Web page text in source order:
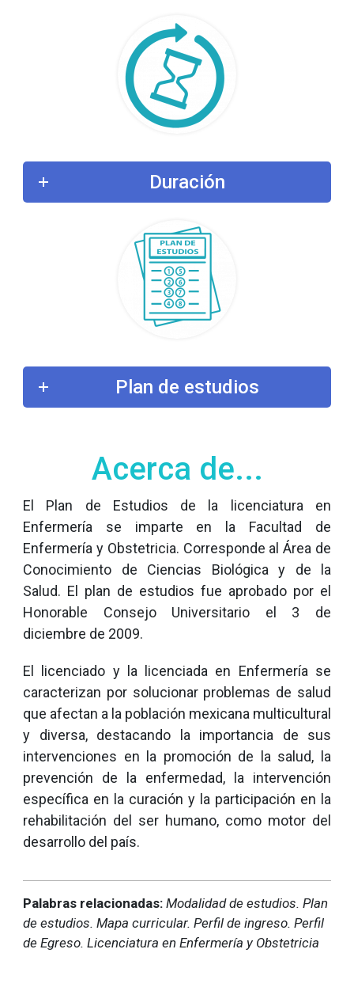
Duración
Plan de estudios
Acerca de...
El Plan de Estudios de la licenciatura en
Enfermería se imparte en la Facultad de
Enfermería y Obstetricia. Corresponde al Área de
Conocimiento de Ciencias Biológica y de la
Salud. El plan de estudios fue aprobado por el
Honorable Consejo Universitario el 3 de
diciembre de 2009.
El licenciado y la licenciada en Enfermería se
caracterizan por solucionar problemas de salud
que afectan a la población mexicana multicultural
y diversa, destacando la importancia de sus
intervenciones en la promoción de la salud, la
prevención de la enfermedad, la intervención
específica en la curación y la participación en la
rehabilitación del ser humano, como motor del
desarrollo del país.
Palabras relacionadas: Modalidad de estudios. Plan
de estudios. Mapa curricular. Perfil de ingreso. Perfil
de Egreso. Licenciatura en Enfermería y Obstetricia